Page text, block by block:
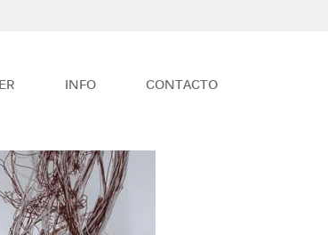
INFO CONTACTO